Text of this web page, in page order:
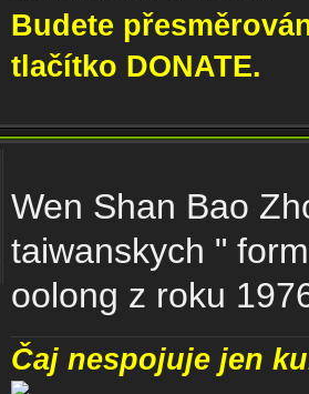
Budete
tlačítko DONATE.
Wen Shan Bao
taiwanskych "
oolong z roku
Čaj nespojuje jen